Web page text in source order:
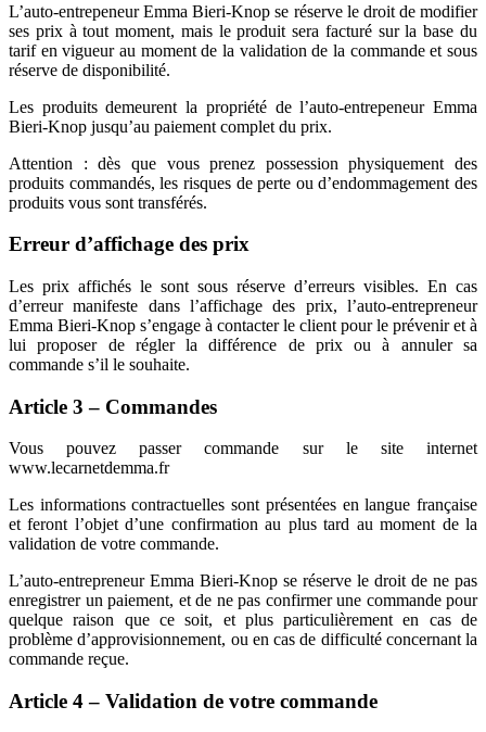
L’auto-entrepeneur Emma Bieri-Knop se réserve le droit de modifier
ses prix à tout moment, mais le produit sera facturé sur la base du
tarif en vigueur au moment de la validation de la commande et sous
réserve de disponibilité.
Les produits demeurent la propriété de l’auto-entrepeneur Emma
Bieri-Knop jusqu’au paiement complet du prix.
Attention : dès que vous prenez possession physiquement des
produits commandés, les risques de perte ou d’endommagement des
produits vous sont transférés.
Erreur d’affichage des prix
Les prix affichés le sont sous réserve d’erreurs visibles. En cas
d’erreur manifeste dans l’affichage des prix, l’auto-entrepreneur
Emma Bieri-Knop s’engage à contacter le client pour le prévenir et à
lui proposer de régler la différence de prix ou à annuler sa
commande s’il le souhaite.
Article 3 – Commandes
Vous pouvez passer commande sur le site internet
www.lecarnetdemma.fr
Les informations contractuelles sont présentées en langue française
et feront l’objet d’une confirmation au plus tard au moment de la
validation de votre commande.
L’auto-entrepreneur Emma Bieri-Knop se réserve le droit de ne pas
enregistrer un paiement, et de ne pas confirmer une commande pour
quelque raison que ce soit, et plus particulièrement en cas de
problème d’approvisionnement, ou en cas de difficulté concernant la
commande reçue.
Article 4 – Validation de votre commande